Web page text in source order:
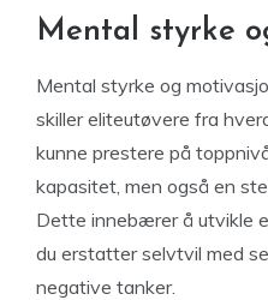
Mental styrke
Mental styrke og
skiller eliteutøvere fra
kunne prestere på
kapasitet, men også en
Dette innebærer å utvikle
du erstatter selvtvil med
negative tanker.